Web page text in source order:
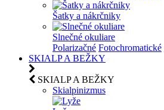
Šatky a nákrčniky
Slnečné okuliare
Polarizačné Fotochromatické
SKIALP A BEŽKY
SKIALP A BEŽKY
Skialpinizmus